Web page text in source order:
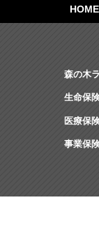
HOME
森の木
生命保
医療保
事業保